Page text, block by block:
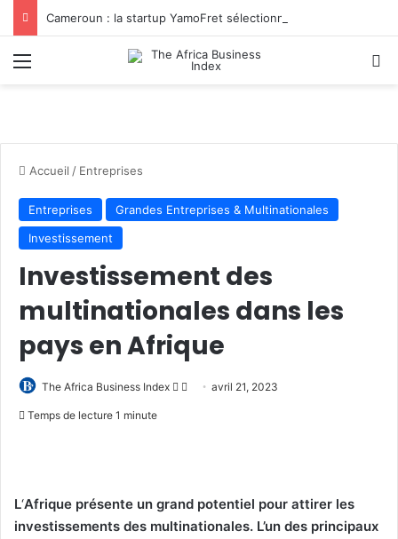
Menu
Accueil / Entreprises
Entreprises
Grandes Entreprises & Multinationales
Investissement
Investissement des
multinationales dans les
pays en Afrique
The Africa Business Index
Follow
Envoyeravril 21, 2023
Temps de lecture 1 minute
L‘Afrique présente un grand potentiel pour attirer les
investissements des multinationales. L’un des principaux